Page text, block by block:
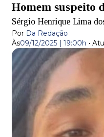
Homem suspeito
Sérgio Henrique Lima
Por Da Redação
Às09/12/2025 | 19:00h •